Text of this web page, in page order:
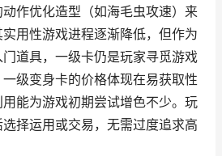
作优化造型（如海毛虫攻速）来
用性游戏进程逐渐降低，但作为
道具，一级卡仍是玩家寻觅游戏
级变身卡的价格体现在易获取性
能为游戏初期尝试增色不少。玩
择运用或交易，无需过度追求高